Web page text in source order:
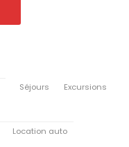
Séjours Excursions
Location auto